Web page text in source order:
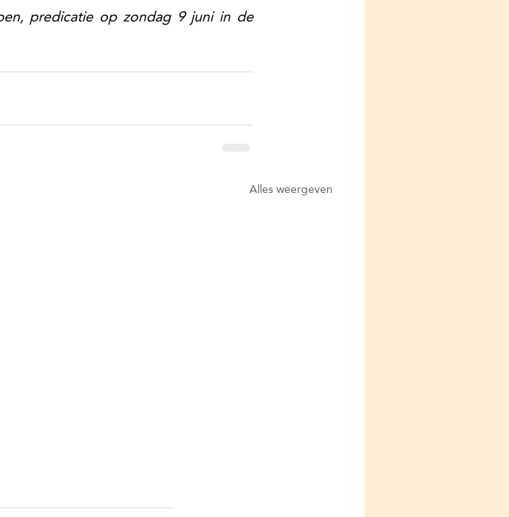
predicatie op zondag 9 juni in de
Alles weergeven